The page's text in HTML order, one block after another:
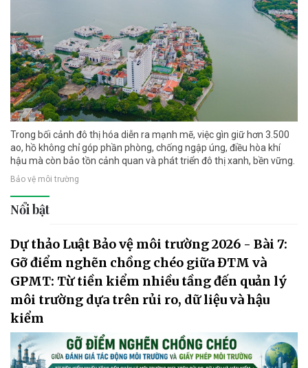
Trong bối cảnh đô thị hóa diễn ra mạnh mẽ, việc gìn giữ hơn 3.500
ao, hồ không chỉ góp phần phòng, chống ngập úng, điều hòa khí
hậu mà còn bảo tồn cảnh quan và phát triển đô thị xanh, bền vững.
Bảo vệ môi trường
Nổi bật
Dự thảo Luật Bảo vệ môi trường 2026 - Bài 7:
Gỡ điểm nghẽn chồng chéo giữa ĐTM và
GPMT: Từ tiền kiểm nhiều tầng đến quản lý
môi trường dựa trên rủi ro, dữ liệu và hậu
kiểm